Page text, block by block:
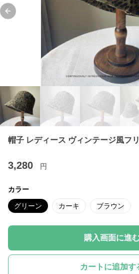
Previous slide
帽子 レディース ヴィンテージ風フ
3,280 円
カラー
グリーン カーキ ブラウン
購入画面に進
カートに追加す